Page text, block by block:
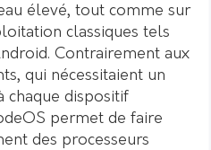
élevé, tout comme sur
classiques tels
Contrairement aux
qui nécessitaient un
chaque dispositif
permet de faire
des processeurs